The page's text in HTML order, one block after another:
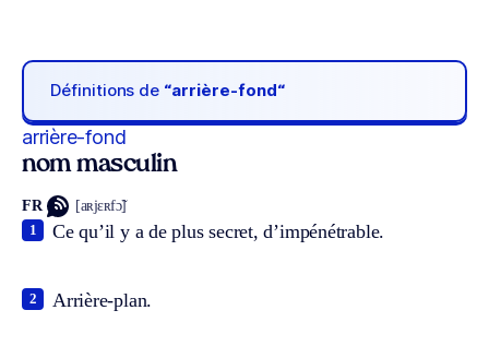
Définitions de “arrière-fond“
arrière-fond
nom masculin
FR [aʀjɛʀfɔ̃]
Ce qu’il y a de plus secret, d’impénétrable.
1
Arrière-plan.
2